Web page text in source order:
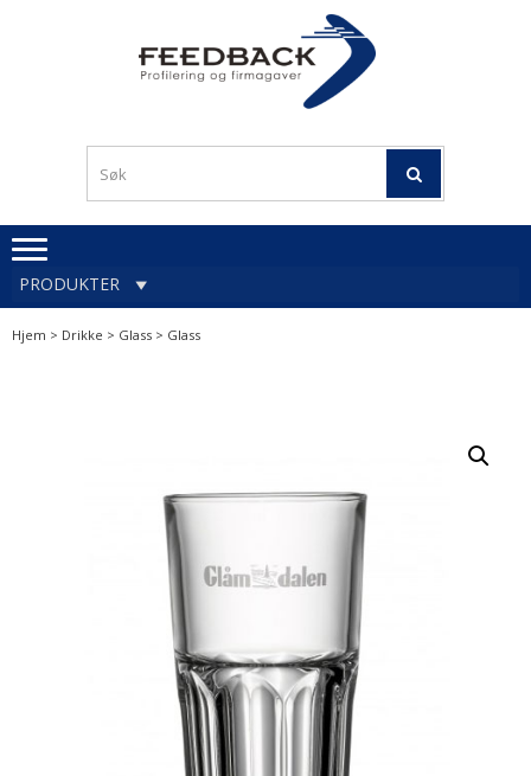
PRODUKTER
Hjem > Drikke > Glass > Glass